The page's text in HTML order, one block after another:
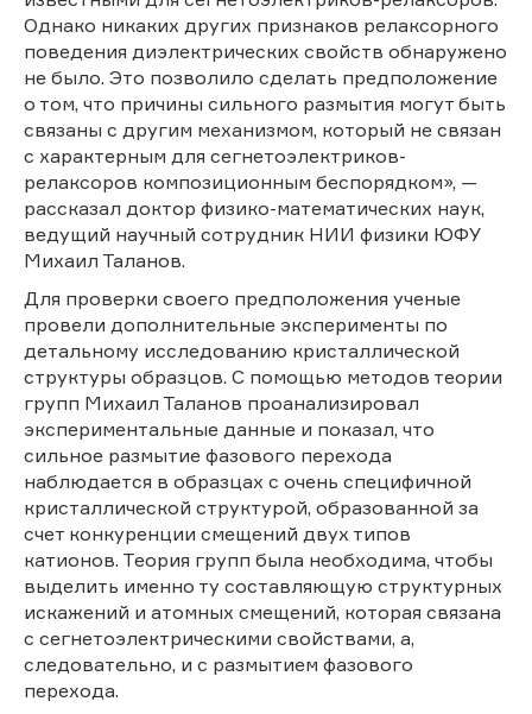
Однако никаких других признаков релаксорного
поведения диэлектрических свойств обнаружено
не было. Это позволило сделать предположение
о том, что причины сильного размытия могут быть
связаны с другим механизмом, который не связан
с характерным для сегнетоэлектриков-
релаксоров композиционным беспорядком», —
рассказал доктор физико-математических наук,
ведущий научный сотрудник НИИ физики ЮФУ
Михаил Таланов.
Для проверки своего предположения ученые
провели дополнительные эксперименты по
детальному исследованию кристаллической
структуры образцов. С помощью методов теории
групп Михаил Таланов проанализировал
экспериментальные данные и показал, что
сильное размытие фазового перехода
наблюдается в образцах с очень специфичной
кристаллической структурой, образованной за
счет конкуренции смещений двух типов
катионов. Теория групп была необходима, чтобы
выделить именно ту составляющую структурных
искажений и атомных смещений, которая связана
с сегнетоэлектрическими свойствами, а,
следовательно, и с размытием фазового
перехода.